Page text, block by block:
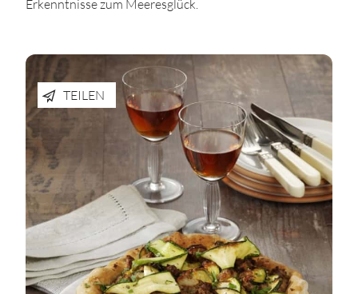
Erkenntnisse zum Meeresglück.
TEILEN